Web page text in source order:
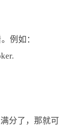
例如：
分了，那就可